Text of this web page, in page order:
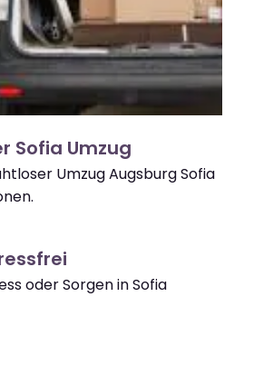
Sofia Umzug
Umzug Augsburg Sofia
oder Sorgen in Sofia